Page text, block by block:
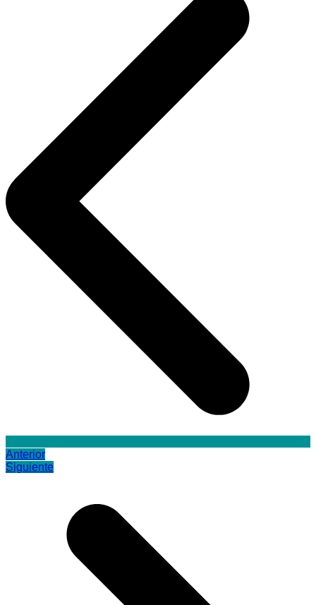
Anterior
Siguiente